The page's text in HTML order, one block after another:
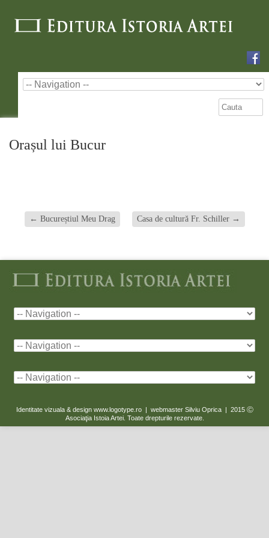
Orașul lui Bucur
← Bucureștiul Meu Drag Casa de cultură Fr. Schiller →
Identitate vizuala & design www.logotype.ro | webmaster Silviu Oprica | 2015 Ⓒ
Asociaţia Istoia Artei. Toate drepturile rezervate.